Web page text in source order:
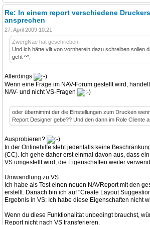
Re: In einem report verschiedene
ansprechen
27. April 2009 10:21
ZwergNae hat geschrieben:
Und ich hätte vllt von vornherein dazu schreiben sollen
geht ^^,
Allerdings
Wenn eine Frage im NAV-Forum gestellt wird,
NAV- und nicht VS-Fragen
oder übernimmt der die Einstellungen zum Drucken
Report Designer gebe?? Und den dann im Role Cliente
Ausprobieren?
In der Onlinehilfe steht jedenfalls keine
(CC). Ich gehe daher erst einmal davon aus, dass
VS umgestellt wird, die Eigenschaften weiter
Umwandlung zu VS:
Ich habe als Test einen neuen NAVReport mit den
erstellt. Danach bin ich auf "Create Layout
Ergebnis in VS: Ich habe diese Eigenschaften nicht
Wenn du diese Funktionalität unbedingt brauchst,
Report nicht nach VS transferieren.